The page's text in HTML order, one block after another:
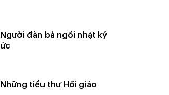
Người đàn bà ngồi nhặt ký
ức
Những tiểu thư Hồi giáo